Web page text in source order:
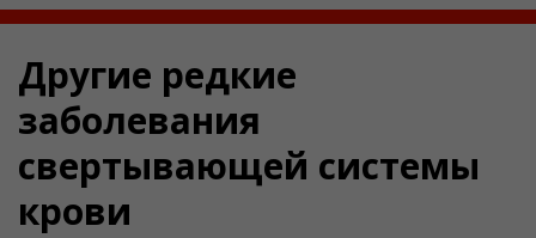
Другие редкие
заболевания
свертывающей системы
крови